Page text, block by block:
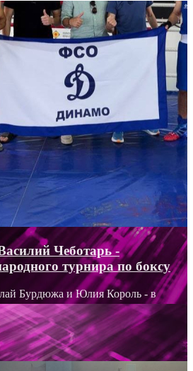
Чеботарь -
турнира по боксу
Бурдюжа и Юлия Король - в